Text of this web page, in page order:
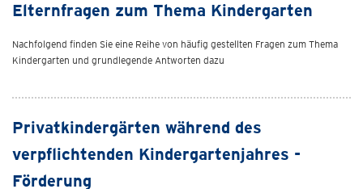
Elternfragen zum Thema Kindergarten
Nachfolgend finden Sie eine Reihe von häufig gestellten Fragen zum Thema
Kindergarten und grundlegende Antworten dazu
Privatkindergärten während des
verpflichtenden Kindergartenjahres -
Förderung